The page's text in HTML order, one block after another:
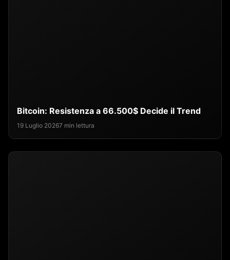
Bitcoin: Resistenza a 66.500$ Decide il Trend
19 Luglio 20267 min lettura